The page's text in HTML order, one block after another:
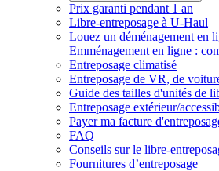
Prix garanti pendant 1 an
Libre-entreposage à U-Haul
Louez un déménagement en
Emménagement en ligne :
Entreposage climatisé
Entreposage de VR, de
Guide des tailles d'unités de
Entreposage extérieur/
Payer ma facture
FAQ
Conseils sur le libre-
Fournitures d’entreposage